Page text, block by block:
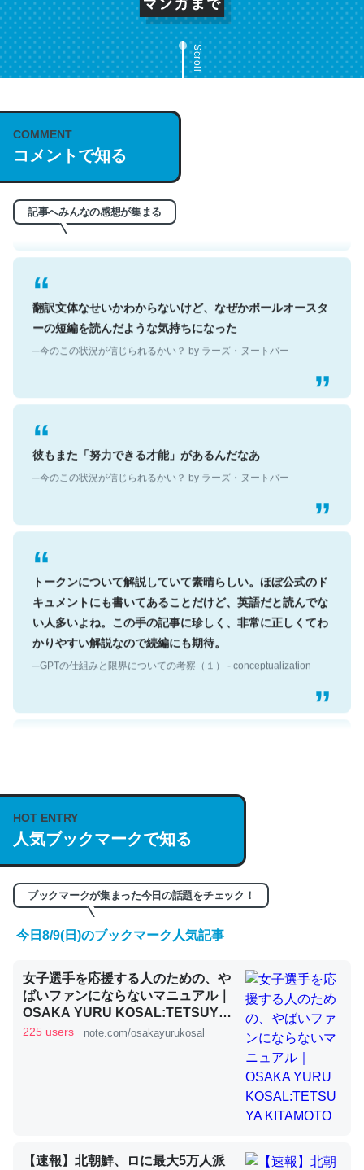
Scroll
COMMENT
コメントで知る
記事へみんなの感想が集まる
これは名文。彼はとてもクレバーなんだろうなと凄く思
う。英語少しでも読める人は原文もお勧め。自分はこの流
れ好き。Let’s Fucking Go. Then Covid hit. Shit.
翻訳文体なせいかわからないけど、なぜかポールオースタ
ーの短編を読んだような気持ちになった
─今のこの状況が信じられるかい？ by ラーズ・ヌートバー
彼もまた「努力できる才能」があるんだなあ
─今のこの状況が信じられるかい？ by ラーズ・ヌートバー
トークンについて解説していて素晴らしい。ほぼ公式のド
キュメントにも書いてあることだけど、英語だと読んでな
い人多いよね。この手の記事に珍しく、非常に正しくてわ
かりやすい解説なので続編にも期待。
─GPTの仕組みと限界についての考察（１） - conceptualization
https://isobe324649.hatenablog.com/entry/2023/03/27
/064121
─GPTの仕組みと限界についての考察（１） - conceptualization
くらい。小説でいう「ずっと前の伏線」は回収されないけ
ど、短期記憶というには多い分量。進化すればするほど分
かりやすく強くなりそう
─GPTの仕組みと限界についての考察（１） - conceptualization
コオロギのカルシウム分はエビの600分の1程度。
HOT ENTRY
人気ブックマークで知る
ブックマークが集まった今日の話題をチェック！
今日8/9(日)のブックマーク人気記事
女子選手を応援する人のための、や
ばいファンにならないマニュアル｜
OSAKA YURU KOSAL:TETSUYA
KITAMOTO
225 users note.com/osakayurukosal
【速報】北朝鮮、ロに最大5万人派